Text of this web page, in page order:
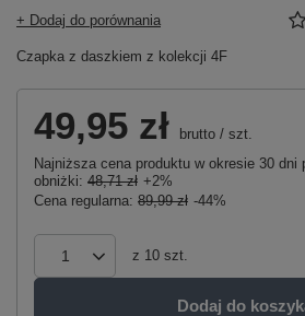
+ Dodaj do porównania
Czapka z daszkiem z kolekcji 4F
49,95 zł brutto / szt.
Najniższa cena produktu w okresie 30 dni
obniżki: 48,71 zł +2%
Cena regularna: 89,99 zł -44%
z 10 szt.
Dodaj do